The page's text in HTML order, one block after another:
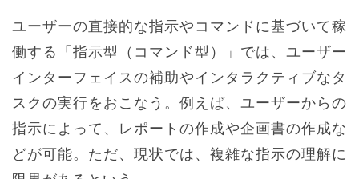
ユーザーの直接的な指示やコマンドに基づいて稼
働する「指示型（コマンド型）」では、ユーザー
インターフェイスの補助やインタラクティブなタ
スクの実行をおこなう。例えば、ユーザーからの
指示によって、レポートの作成や企画書の作成な
どが可能。ただ、現状では、複雑な指示の理解に